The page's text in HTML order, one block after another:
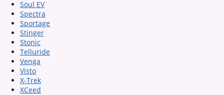
Soul EV
Spectra
Sportage
Stinger
Stonic
Telluride
Venga
Visto
X-Trek
XCeed